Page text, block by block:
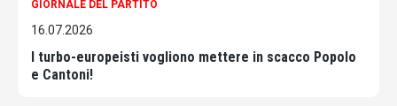
GIORNALE DEL PARTITO
16.07.2026
I turbo-europeisti vogliono mettere in scacco Popolo
e Cantoni!